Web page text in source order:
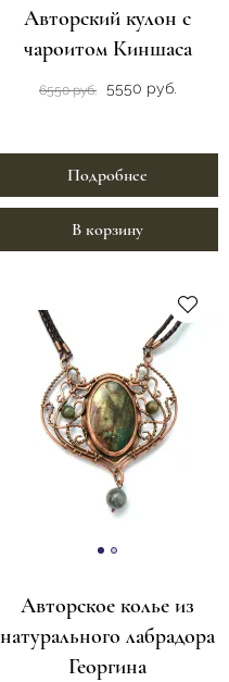
Авторский кулон с
чароитом Киншаса
6550 руб. 5550 руб.
Подробнее
В корзину
Авторское колье из
натурального лабрадора
Георгина